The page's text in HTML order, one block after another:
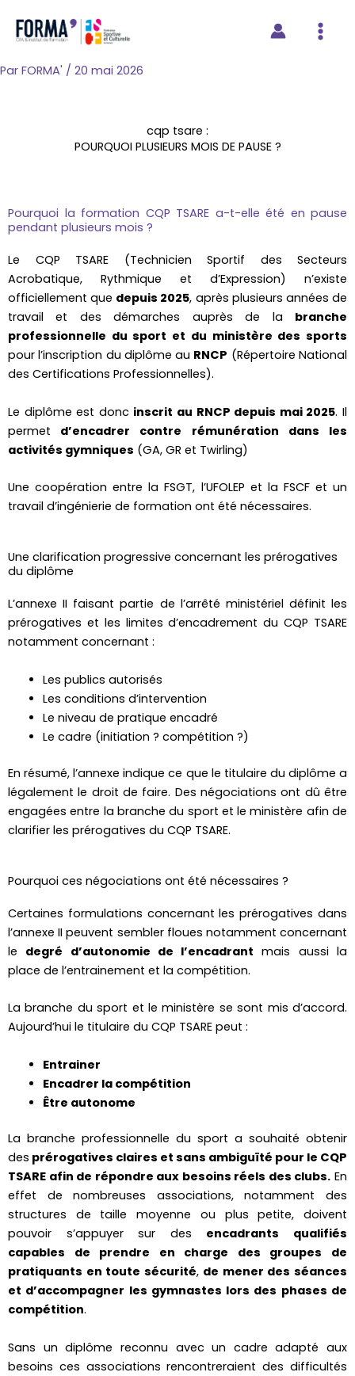
principal
contenu
Par FORMA' / 20 mai 2026
cqp tsare :
POURQUOI PLUSIEURS MOIS DE PAUSE ?
Pourquoi la formation CQP TSARE a-t-elle été en pause
pendant plusieurs mois ?
Le CQP TSARE (Technicien Sportif des Secteurs
Acrobatique, Rythmique et d’Expression) n’existe
officiellement que depuis 2025, après plusieurs années de
travail et des démarches auprès de la branche
professionnelle du sport et du ministère des sports
pour l’inscription du diplôme au RNCP (Répertoire National
des Certifications Professionnelles).
Le diplôme est donc inscrit au RNCP depuis mai 2025. Il
permet d’encadrer contre rémunération dans les
activités gymniques (GA, GR et Twirling)
Une coopération entre la FSGT, l’UFOLEP et la FSCF et un
travail d’ingénierie de formation ont été nécessaires.
Une clarification progressive concernant les prérogatives
du diplôme
L’annexe II faisant partie de l’arrêté ministériel définit les
prérogatives et les limites d’encadrement du CQP TSARE
notamment concernant :
Les publics autorisés
Les conditions d’intervention
Le niveau de pratique encadré
Le cadre (initiation ? compétition ?)
En résumé, l’annexe indique ce que le titulaire du diplôme a
légalement le droit de faire. Des négociations ont dû être
engagées entre la branche du sport et le ministère afin de
clarifier les prérogatives du CQP TSARE.
Pourquoi ces négociations ont été nécessaires ?
Certaines formulations concernant les prérogatives dans
l’annexe II peuvent sembler floues notamment concernant
le degré d’autonomie de l’encadrant mais aussi la
place de l’entrainement et la compétition.
La branche du sport et le ministère se sont mis d’accord.
Aujourd’hui le titulaire du CQP TSARE peut :
Entrainer
Encadrer la compétition
Être autonome
La branche professionnelle du sport a souhaité obtenir
des prérogatives claires et sans ambiguïté pour le CQP
TSARE afin de répondre aux besoins réels des clubs. En
effet de nombreuses associations, notamment des
structures de taille moyenne ou plus petite, doivent
pouvoir s’appuyer sur des encadrants qualifiés
capables de prendre en charge des groupes de
pratiquants en toute sécurité, de mener des séances
et d’accompagner les gymnastes lors des phases de
compétition.
Sans un diplôme reconnu avec un cadre adapté aux
besoins ces associations rencontreraient des difficultés